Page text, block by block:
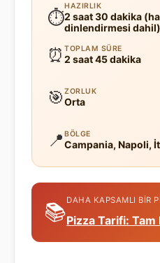
⏱
HAZIRLIK
2 saat 30 dakika
dinlendirmesi dahil)
⏰ TOPLAM SÜRE
2 saat 45 dakika
🎯 ZORLUK
Orta
📍 BÖLGE
Campania, Napoli,
📚DAHA KAPSAMLI BIR
Pizza Tarifi: